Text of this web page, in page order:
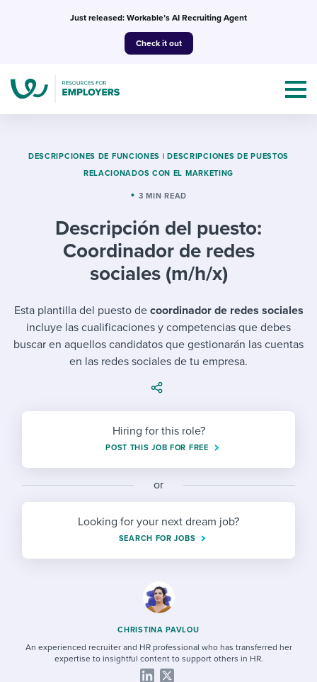
Just released: Workable’s AI Recruiting Agent
Check it out
Topics
I NEED HELP WITH...
Evaluating candidates
Working together with others
Maintaining hiring pipelines
Ensuring compliance
Finding and attracting people
Digitizing work processes
Templates & Guides
Job description templates
Interview question templates
Policy templates
Step-by-step tutorials
Workable Academy
I’m a jobseeker
I WANT TO LEARN ABOUT...
Applying for a job
Interview process
Pay & benefits
Career development
Workable customer stories
Explore Workable
Start a free trial
DESCRIPCIONES DE FUNCIONES | DESCRIPCIONES DE PUESTOS
RELACIONADOS CON EL MARKETING
3 MIN READ
Descripción del puesto:
Coordinador de redes
sociales (m/h/x)
Esta plantilla del puesto de coordinador de redes sociales
incluye las cualificaciones y competencias que debes
buscar en aquellos candidatos que gestionarán las cuentas
en las redes sociales de tu empresa.
Hiring for this role?
POST THIS JOB FOR FREE
or
Looking for your next dream job?
SEARCH FOR JOBS
CHRISTINA PAVLOU
An experienced recruiter and HR professional who has transferred her
expertise to insightful content to support others in HR.